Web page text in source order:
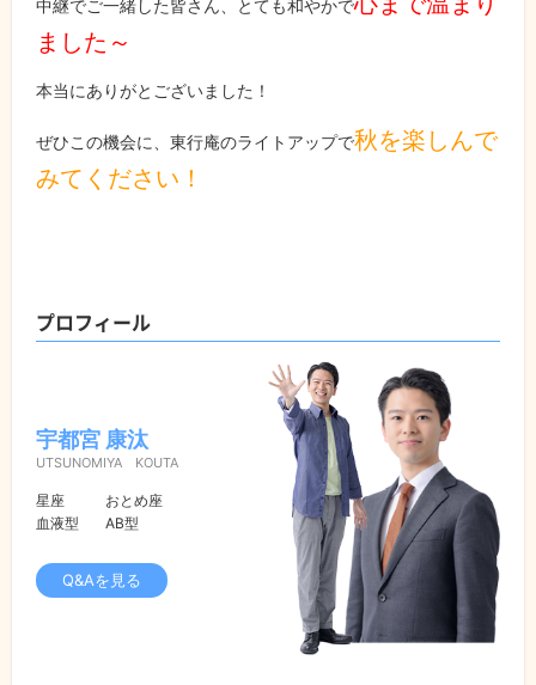
中継でご一緒した皆さん、とても和やかで
ました～
本当にありがとございました！
ぜひこの機会に、東行庵のライトアップで秋を楽しんで
みてください！
プロフィール
宇都宮 康汰
UTSUNOMIYA KOUTA
星座
おとめ座
血液型
AB型
Q&Aを見る